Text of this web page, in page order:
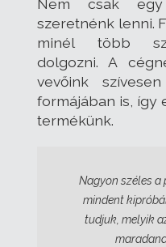
Nem csak egy
szeretnénk lenni.
minél több
dolgozni. A
vevőink
formájában is, így
termékünk.
Nagyon széles
mindent
tudjuk, melyik